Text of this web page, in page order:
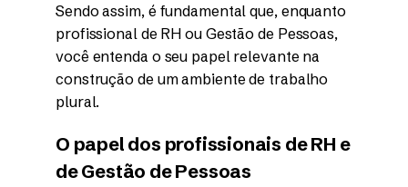
Sendo assim, é fundamental que, enquanto
profissional de RH ou Gestão de Pessoas,
você entenda o seu papel relevante na
construção de um ambiente de trabalho
plural.
O papel dos profissionais de RH e
de Gestão de Pessoas